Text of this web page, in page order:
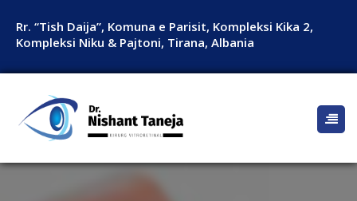
Rr. “Tish Daija”, Komuna e Parisit, Kompleksi Kika 2,
Kompleksi Niku & Pajtoni, Tirana, Albania